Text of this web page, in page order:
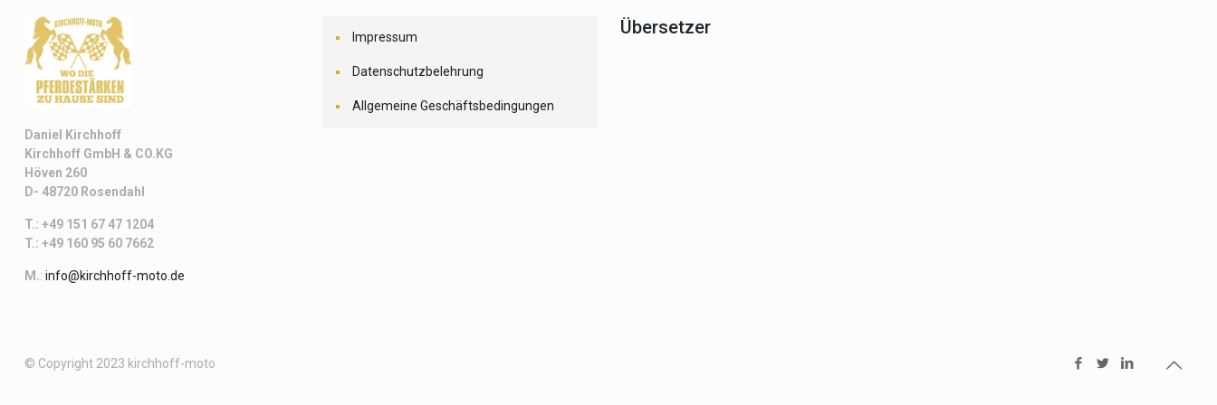
Daniel Kirchhoff
Kirchhoff GmbH & CO.KG
Höven 260
D- 48720 Rosendahl
T.: +49 151 67 47 1204
T.: +49 160 95 60 7662
M.: info@kirchhoff-moto.de
Impressum
Datenschutzbelehrung
Allgemeine Geschäftsbedingungen
Übersetzer
© Copyright 2023 kirchhoff-moto